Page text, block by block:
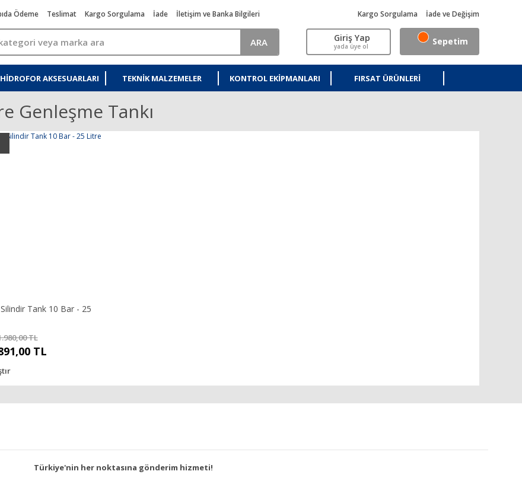
Ödeme Teslimat Kargo Sorgulama İade İletişim ve Banka Bilgileri
ARA
Kargo Sorgulama İade ve Değişim
Giriş Yap
yada üye ol Sepetim
HIDROFOR AKSESUARLARI TEKNIK MALZEMELER KONTROL EKIPMANLARI FIRSAT ÜRÜNLERI
Genleşme Tankı
Tank 10 Bar - 25
TL
TL
Türkiye'nin her noktasına gönderim hizmeti!